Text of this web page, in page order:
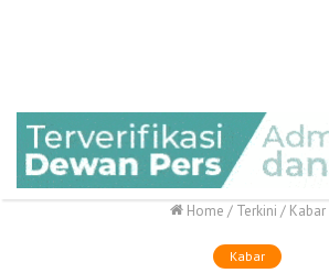
Home / Terkini / Kabar
Kabar